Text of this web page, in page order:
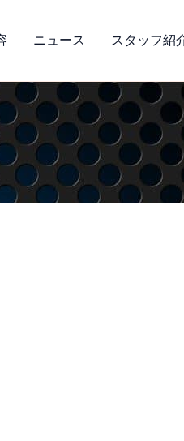
ニュース スタッフ紹